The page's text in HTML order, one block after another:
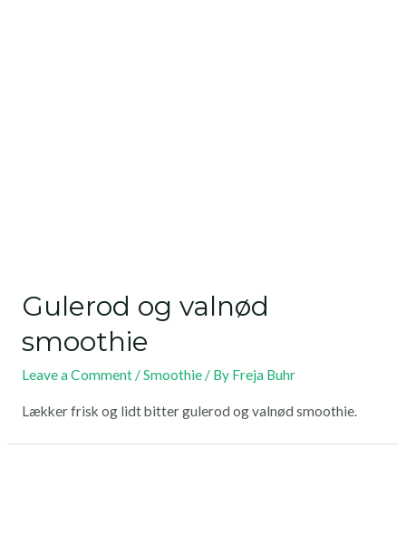
Gulerod og valnød
smoothie
Leave a Comment /Smoothie/ By Freja Buhr
Lækker frisk og lidt bitter gulerod og valnød smoothie.